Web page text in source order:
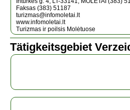
Tätigkeitsgebiet